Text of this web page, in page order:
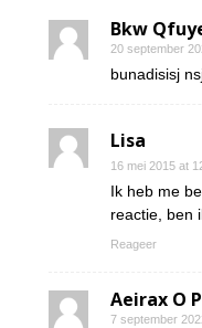
Bkw
20 september
bunadisisj
Lisa
16 mei 2015 at
Ik heb me
reactie, ben
Reageer
Aeirax O
7 september